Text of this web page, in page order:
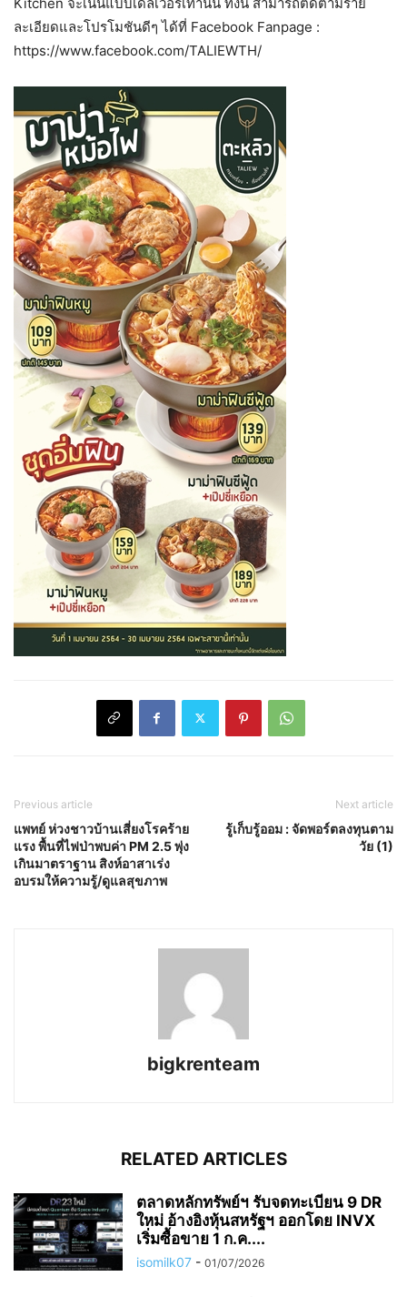
ละเอียดและโปรโมชันดีๆ ได้ที่ Facebook Fanpage :
https://www.facebook.com/TALIEWTH/
Previous article
แพทย์ ห่วงชาวบ้านเสี่ยงโรคร้าย
แรง พื้นที่ไฟป่าพบค่า PM 2.5 พุ่ง
เกินมาตราฐาน สิงห์อาสาเร่ง
อบรมให้ความรู้/ดูแลสุขภาพ
Next article
รู้เก็บรู้ออม : จัดพอร์ตลงทุนตาม
วัย (1)
bigkrenteam
RELATED ARTICLES
ตลาดหลักทรัพย์ฯ รับจดทะเบียน 9 DR
ใหม่ อ้างอิงหุ้นสหรัฐฯ ออกโดย INVX
เริ่มซื้อขาย 1 ก.ค....
isomilk07 - 01/07/2026